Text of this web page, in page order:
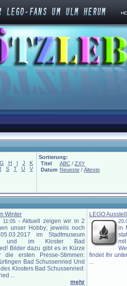
G H I J
K
S T U
V
Sortierung:
Titel
ABC / ZXY
Datum Neueste / Älteste
Winter
11:05 - Aktuell zeigen wir in 2
unser Hobby; jeweils noch
im Stadtmuseum
und im Kloster Bad
Bilder dazu gibt es in Kürze
ersten Presse-Stimmen:
Bad Schussenried Und
Klosters Bad Schussenried:
...
mehr
LEGO
in
findet Ihr
...